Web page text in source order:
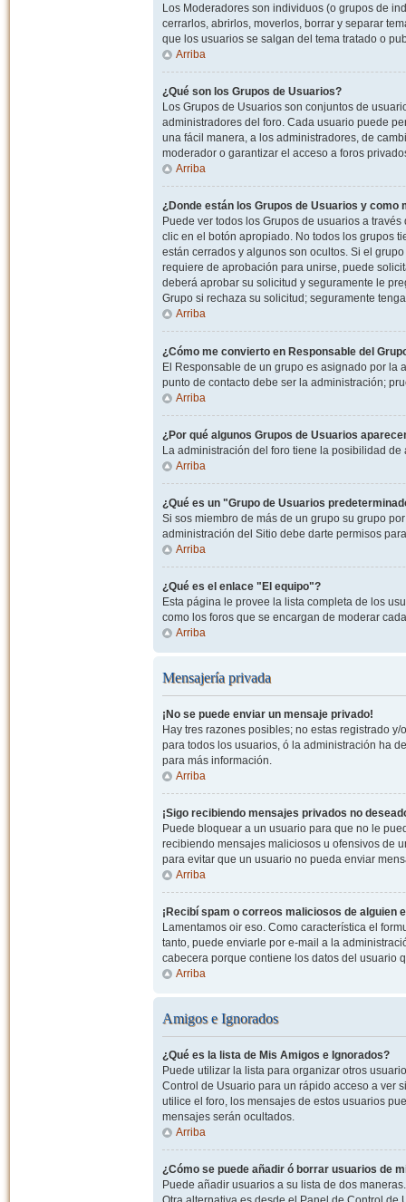
Los Moderadores son individuos (o grupos de
cerrarlos, abrirlos, moverlos, borrar y separar
que los usuarios se salgan del tema tratado o
Arriba
¿Qué son los Grupos de Usuarios?
Los Grupos de Usuarios son conjuntos de
administradores del foro. Cada usuario puede
una fácil manera, a los administradores, de
moderador o garantizar el acceso a foros
Arriba
¿Donde están los Grupos de Usuarios y como
Puede ver todos los Grupos de usuarios a
clic en el botón apropiado. No todos los grupos
están cerrados y algunos son ocultos. Si el
requiere de aprobación para unirse, puede
deberá aprobar su solicitud y seguramente le
Grupo si rechaza su solicitud; seguramente
Arriba
¿Cómo me convierto en Responsable del
El Responsable de un grupo es asignado por la
punto de contacto debe ser la administración;
Arriba
¿Por qué algunos Grupos de Usuarios
La administración del foro tiene la posibilidad
Arriba
¿Qué es un "Grupo de Usuarios
Si sos miembro de más de un grupo su grupo
administración del Sitio debe darte permisos
Arriba
¿Qué es el enlace "El equipo"?
Esta página le provee la lista completa de los
como los foros que se encargan de moderar
Arriba
Mensajería privada
¡No se puede enviar un mensaje privado!
Hay tres razones posibles; no estas registrado
para todos los usuarios, ó la administración ha
para más información.
Arriba
¡Sigo recibiendo mensajes privados no
Puede bloquear a un usuario para que no le
recibiendo mensajes maliciosos u ofensivos de
para evitar que un usuario no pueda enviar
Arriba
¡Recibí spam o correos maliciosos de alguien
Lamentamos oir eso. Como característica el
tanto, puede enviarle por e-mail a la
cabecera porque contiene los datos del usuario
Arriba
Amigos e Ignorados
¿Qué es la lista de Mis Amigos e Ignorados?
Puede utilizar la lista para organizar otros
Control de Usuario para un rápido acceso a ver
utilice el foro, los mensajes de estos usuarios
mensajes serán ocultados.
Arriba
¿Cómo se puede añadir ó borrar usuarios de
Puede añadir usuarios a su lista de dos